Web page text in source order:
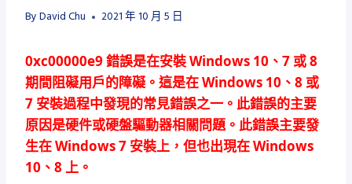
By David Chu 2021 年 10 月 5 日
0xc00000e9 錯誤是在安裝 Windows 10、7 或 8
期間阻礙用戶的障礙。這是在 Windows 10、8 或
7 安裝過程中發現的常見錯誤之一。 此錯誤的主要
原因是硬件或硬盤驅動器相關問題。 此錯誤主要發
生在 Windows 7 安裝上，但也出現在 Windows
10、8 上。